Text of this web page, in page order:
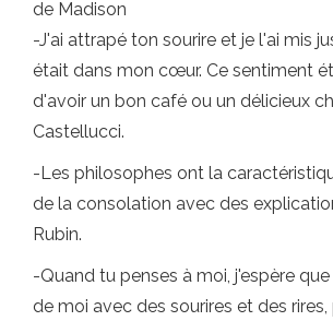
de Madison
-J'ai attrapé ton sourire et je l'ai mis
était dans mon cœur. Ce sentiment
d'avoir un bon café ou un délicieux
Castellucci.
-Les philosophes ont la
de la consolation avec des
Rubin.
-Quand tu penses à moi, j'espère
de moi avec des sourires et des